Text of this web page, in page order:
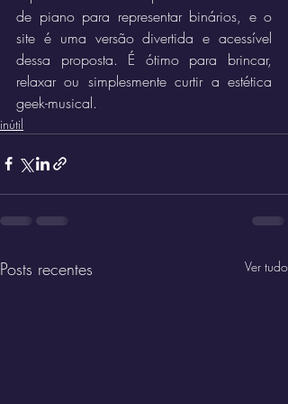
de piano para representar binários, e o
site é uma versão divertida e acessível
dessa proposta. É ótimo para brincar,
relaxar ou simplesmente curtir a estética
geek-musical.
inútil
Posts recentes Ver tudo